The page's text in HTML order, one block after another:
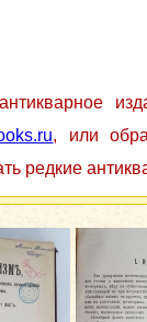
, или
редкие